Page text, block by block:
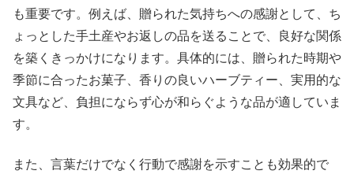
も重要です。例えば、贈られた気持ちへの感謝として、ち
ょっとした手土産やお返しの品を送ることで、良好な関係
を築くきっかけになります。具体的には、贈られた時期や
季節に合ったお菓子、香りの良いハーブティー、実用的な
文具など、負担にならず心が和らぐような品が適していま
す。
また、言葉だけでなく行動で感謝を示すことも効果的で